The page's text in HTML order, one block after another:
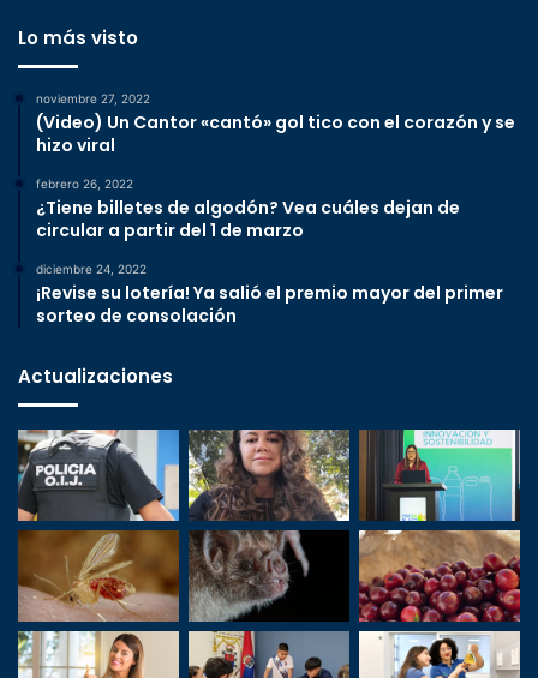
Lo más visto
noviembre 27, 2022
(Video) Un Cantor «cantó» gol tico con el corazón y se
hizo viral
febrero 26, 2022
¿Tiene billetes de algodón? Vea cuáles dejan de
circular a partir del 1 de marzo
diciembre 24, 2022
¡Revise su lotería! Ya salió el premio mayor del primer
sorteo de consolación
Actualizaciones